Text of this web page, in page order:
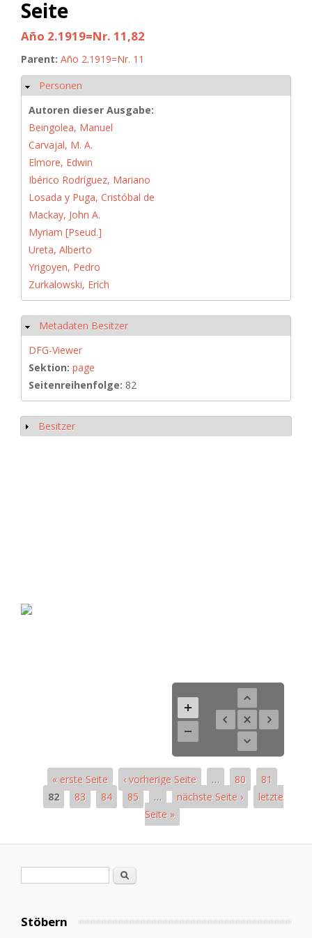
Seite
Año 2.1919=Nr. 11,82
Parent: Año 2.1919=Nr. 11
Hide
Personen
Autoren dieser Ausgabe:
Beingolea, Manuel
Carvajal, M. A.
Elmore, Edwin
Ibérico Rodríguez, Mariano
Losada y Puga, Cristóbal de
Mackay, John A.
Myriam [Pseud.]
Ureta, Alberto
Yrigoyen, Pedro
Zurkalowski, Erich
Hide
Metadaten Besitzer
DFG-Viewer
Sektion: page
Seitenreihenfolge: 82
Show
Besitzer
« erste Seite ‹ vorherige Seite … 80
81
82
83 84 85 … nächste Seite ›
letzte
Seite »
Search
Stöbern